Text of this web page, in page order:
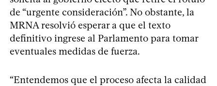
de “urgente consideración”. No obstante, la
MRNA resolvió esperar a que el texto
definitivo ingrese al Parlamento para tomar
eventuales medidas de fuerza.
“Entendemos que el proceso afecta la calidad